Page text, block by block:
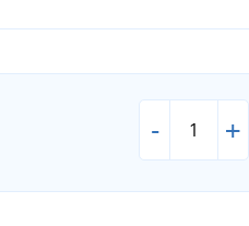
- +